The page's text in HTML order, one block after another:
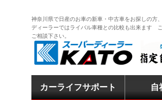
神奈川県で日産のお車の新車・中古車をお探しの方
ディーラーではライバル車種との比較も出来ます ご
ご相談下さい。
カーライフサポート 自